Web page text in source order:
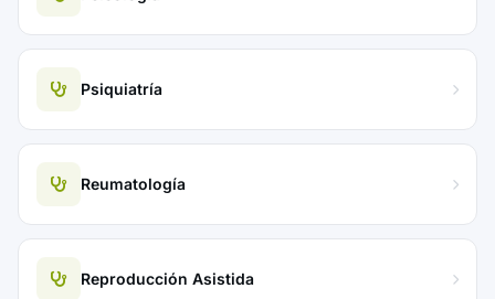
Psiquiatría
Reumatología
Reproducción Asistida